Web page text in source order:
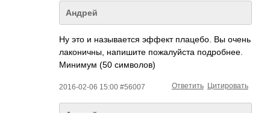
Андрей
Ну это и называется эффект плацебо. Вы очень
лаконичны, напишите пожалуйста подробнее.
Минимум (50 символов)
2016-02-06 15:00 #56007 Цитировать
Ответить